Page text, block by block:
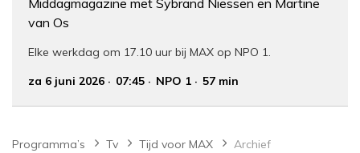
Middagmagazine met Sybrand Niessen en Martine
van Os
Elke werkdag om 17.10 uur bij MAX op NPO 1.
za 6 juni 2026
07:45 NPO 1 57 min
Programma’s Tv Tijd voor MAX Archief